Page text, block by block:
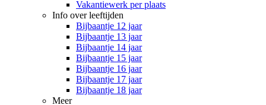
Vakantiewerk per plaats
Info over leeftijden
Bijbaantje 12 jaar
Bijbaantje 13 jaar
Bijbaantje 14 jaar
Bijbaantje 15 jaar
Bijbaantje 16 jaar
Bijbaantje 17 jaar
Bijbaantje 18 jaar
Meer